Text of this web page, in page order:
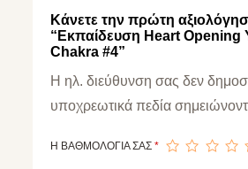
Κάνετε την πρώτη
“Εκπαίδευση Heart Opening
Chakra #4”
Η ηλ. διεύθυνση σας δεν
υποχρεωτικά πεδία
Η ΒΑΘΜΟΛΟΓΊΑ ΣΑΣ *